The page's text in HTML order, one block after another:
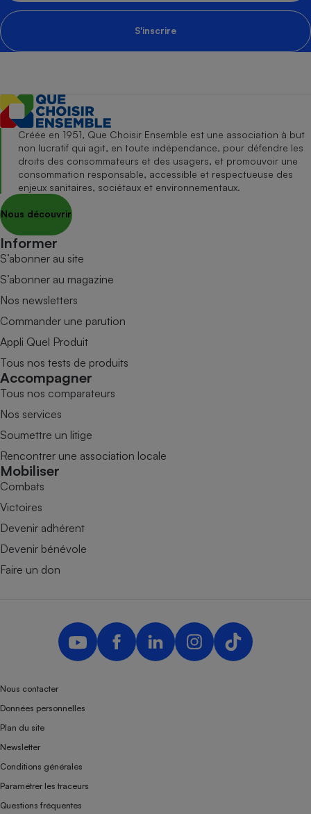
S'inscrire
Créée en 1951, Que Choisir Ensemble est une association à but
non lucratif qui agit, en toute indépendance, pour défendre les
droits des consommateurs et des usagers, et promouvoir une
consommation responsable, accessible et respectueuse des
enjeux sanitaires, sociétaux et environnementaux.
Nous découvrir
Informer
S’abonner au site
S’abonner au magazine
Nos newsletters
Commander une parution
Appli Quel Produit
Tous nos tests de produits
Accompagner
Tous nos comparateurs
Nos services
Soumettre un litige
Rencontrer une association locale
Mobiliser
Combats
Victoires
Devenir adhérent
Devenir bénévole
Faire un don
Nous contacter
Données personnelles
Plan du site
Newsletter
Conditions générales
Paramétrer les traceurs
Questions fréquentes